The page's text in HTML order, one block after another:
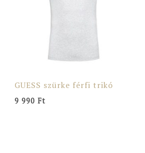
GUESS szürke férfi trikó
9 990 Ft